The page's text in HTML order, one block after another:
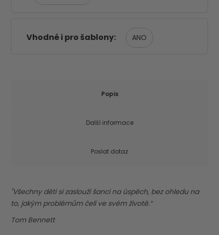
Vhodné i pro šablony ANO
Popis
Další informace
Poslat dotaz
"Všechny děti si zaslouží šanci na úspěch, bez ohledu na
to, jakým problémům čelí ve svém životě.“
Tom Bennett